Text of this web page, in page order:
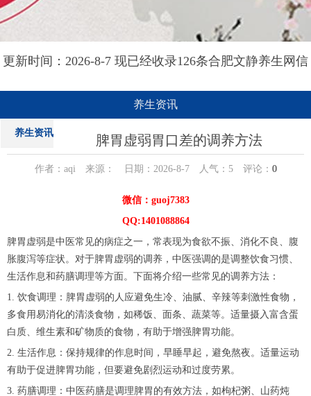
更新时间：2026-8-7 现已经收录126条合肥文静养生网信
养生资讯
养生资讯 脾胃虚弱胃口差的调养方法
作者：aqi 来源： 日期：2026-8-7 人气： 5评论： 0
微信：guoj7383
QQ:1401088864
脾胃虚弱是中医常见的病症之一，常表现为食欲不振、消化不良、腹
胀腹泻等症状。对于脾胃虚弱的调养，中医强调的是调整饮食习惯、
生活作息和药膳调理等方面。下面将介绍一些常见的调养方法：
1. 饮食调理：脾胃虚弱的人应避免生冷、油腻、辛辣等刺激性食物，
多食用易消化的清淡食物，如稀饭、面条、蔬菜等。适量摄入富含蛋
白质、维生素和矿物质的食物，有助于增强脾胃功能。
2. 生活作息：保持规律的作息时间，早睡早起，避免熬夜。适量运动
有助于促进脾胃功能，但要避免剧烈运动和过度劳累。
3. 药膳调理：中医药膳是调理脾胃的有效方法，如枸杞粥、山药炖